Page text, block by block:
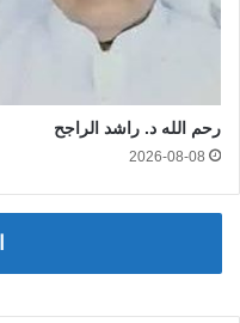
رحم الله د. راشد الراجح
2026-08-08